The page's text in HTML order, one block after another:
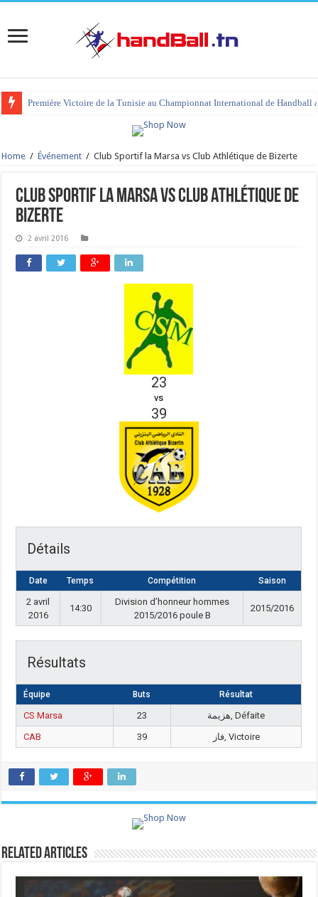
Première Victoire de la Tunisie au Championnat International de Handball
Home / Événement / Club Sportif la Marsa vs Club Athlétique de Bizerte
Club Sportif la Marsa vs Club Athlétique de
Bizerte
2 avril 2016
23
vs
39
Détails
Date Temps Compétition Saison
2 avril
2016
14:30
Division d’honneur hommes
2015/2016 poule B
2015/2016
Résultats
Équipe Buts Résultat
CS Marsa 23
هزيمة, Défaite
CAB
39 فاز, Victoire
Related Articles